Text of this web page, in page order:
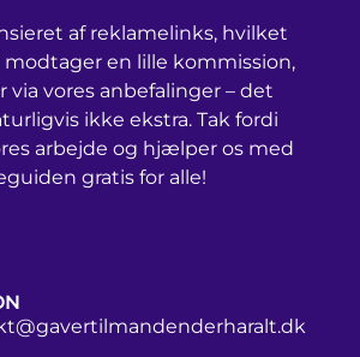
af reklamelinks, hvilket
modtager en lille kommission,
via vores anbefalinger – det
ikke ekstra. Tak fordi
arbejde og hjælper os med
gratis for alle!